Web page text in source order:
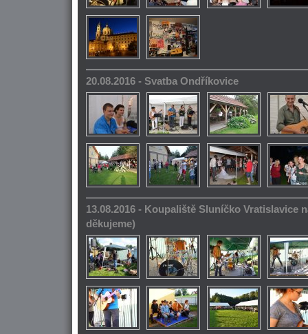
20.08.2016 - Svatba Ondříkovice
13.08.2016 - Koupaliště Sluníčko Vratislavice
děkujeme)